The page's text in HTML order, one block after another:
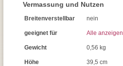
Vermassung und Nutzen
Breitenverstellbar nein
geeignet für Alle
Gewicht 0,56 kg
Höhe 39,5 cm